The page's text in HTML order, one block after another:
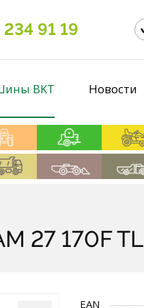
91 19
BKT Новости
27 170F TL
EAN